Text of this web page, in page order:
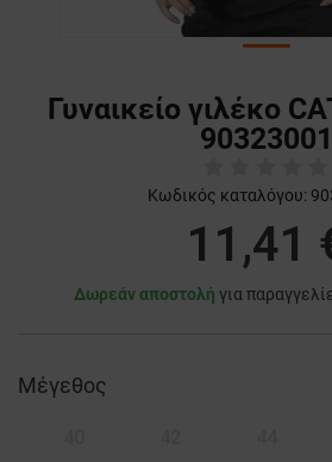
Γυναικείο γιλέκο
90323001
Κωδικός καταλόγου:
11,41
Δωρεάν αποστολή για
Μέγεθος